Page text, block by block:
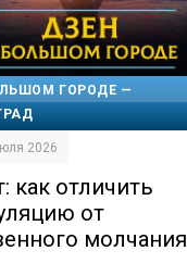
ГОРОДЕ —
2026
как отличить
от
молчания